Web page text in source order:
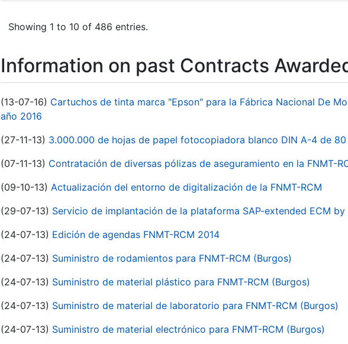
Showing 1 to 10 of 486 entries.
Information on past Contracts
(13-07-16) Cartuchos de tinta marca "Epson" para la Fábrica Nacional De
año 2016
(27-11-13) 3.000.000 de hojas de papel fotocopiadora blanco DIN A-4 de 80
(07-11-13) Contratación de diversas pólizas de aseguramiento en la FNMT-
(09-10-13) Actualización del entorno de digitalización de la FNMT-RCM
(29-07-13) Servicio de implantación de la plataforma SAP-extended ECM by
(24-07-13) Edición de agendas FNMT-RCM 2014
(24-07-13) Suministro de rodamientos para FNMT-RCM (Burgos)
(24-07-13) Suministro de material plástico para FNMT-RCM (Burgos)
(24-07-13) Suministro de material de laboratorio para FNMT-RCM (Burgos)
(24-07-13) Suministro de material electrónico para FNMT-RCM (Burgos)